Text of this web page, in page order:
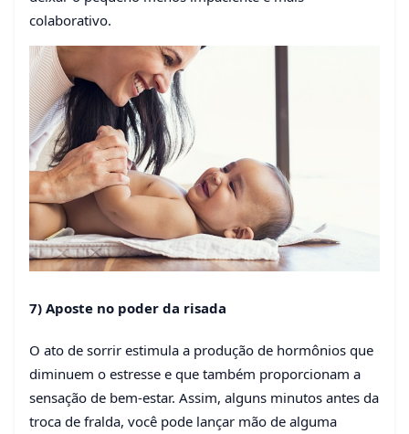
colaborativo.
7) Aposte no poder da risada
O ato de sorrir estimula a produção de hormônios que
diminuem o estresse e que também proporcionam a
sensação de bem-estar. Assim, alguns minutos antes da
troca de fralda, você pode lançar mão de alguma